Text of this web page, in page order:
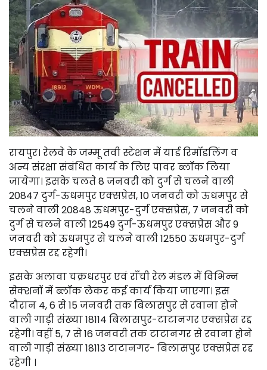
रायपुर। रेलवे के जम्मू तवी स्टेशन में यार्ड रिमॉडलिंग व
अन्य संरक्षा संबंधित कार्य के लिए पावर ब्लॉक लिया
जायेगा। इसके चलते 8 जनवरी को दुर्ग से चलने वाली
20847 दुर्ग-ऊधमपुर एक्सप्रेस, 10 जनवरी को ऊधमपुर से
चलने वाली 20848 ऊधमपुर-दुर्ग एक्सप्रेस, 7 जनवरी को
दुर्ग से चलने वाली 12549 दुर्ग-ऊधमपुर एक्सप्रेस और 9
जनवरी को ऊधमपुर से चलने वाली 12550 ऊधमपुर-दुर्ग
एक्सप्रेस रद्द रहेगी।
इसके अलावा चक्रधरपुर एवं राँची रेल मंडल में विभिन्न
सेक्शनों में ब्लॉक लेकर कई कार्य किया जाएगा। इस
दौरान 4, 6 से 15 जनवरी तक बिलासपुर से रवाना होने
वाली गाड़ी संख्या 18114 बिलासपुर-टाटानगर एक्सप्रेस रद्द
रहेगी। वहीं 5, 7 से 16 जनवरी तक टाटानगर से रवाना होने
वाली गाड़ी संख्या 18113 टाटानगर- बिलासपुर एक्सप्रेस रद्द
रहेगी ।